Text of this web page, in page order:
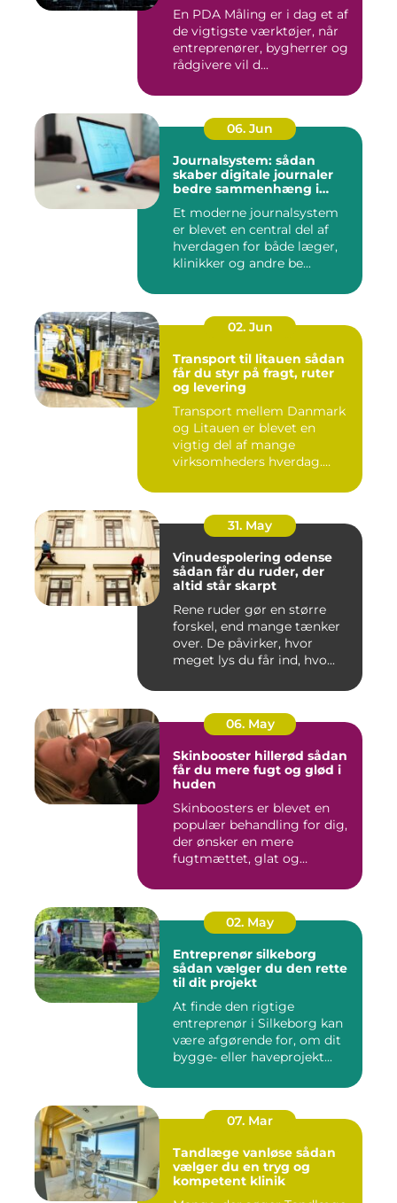
En PDA Måling er i dag et af
de vigtigste værktøjer, når
entreprenører, bygherrer og
rådgivere vil d...
06. Jun
Journalsystem: sådan
skaber digitale journaler
bedre sammenhæng i
Et moderne journalsystem
er blevet en central del af
hverdagen for både læger,
klinikker og andre be...
02. Jun
Transport til litauen sådan
får du styr på fragt, ruter
og levering
Transport mellem Danmark
og Litauen er blevet en
vigtig del af mange
virksomheders hverdag.
31. May
Vinudespolering odense
sådan får du ruder, der
altid står skarpt
Rene ruder gør en større
forskel, end mange tænker
over. De påvirker, hvor
meget lys du får ind, hvo...
06. May
Skinbooster hillerød sådan
får du mere fugt og glød i
huden
Skinboosters er blevet en
populær behandling for dig,
der ønsker en mere
fugtmættet, glat og
02. May
Entreprenør silkeborg
sådan vælger du den rette
til dit projekt
At finde den rigtige
entreprenør i Silkeborg kan
være afgørende for, om dit
bygge- eller haveprojekt...
07. Mar
Tandlæge vanløse sådan
vælger du en tryg og
kompetent klinik